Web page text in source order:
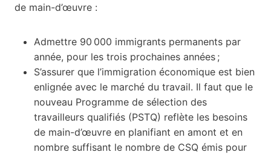
de main-d’œuvre :
Admettre 90 000 immigrants permanents par
année, pour les trois prochaines années ;
S’assurer que l’immigration économique est bien
enlignée avec le marché du travail. Il faut que le
nouveau Programme de sélection des
travailleurs qualifiés (PSTQ) reflète les besoins
de main-d’œuvre en planifiant en amont et en
nombre suffisant le nombre de CSQ émis pour